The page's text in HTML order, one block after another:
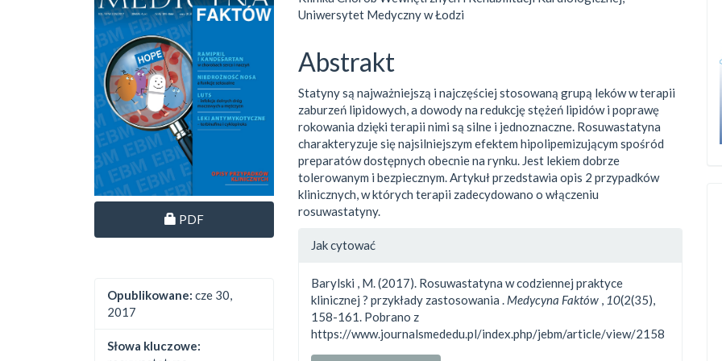
Dostęp przez subskrypcję
PDF
Opublikowane: cze 30,
2017
Słowa kluczowe:
Uniwersytet Medyczny w Łodzi
Abstrakt
Statyny są najważniejszą i najczęściej stosowaną grupą leków w terapii
zaburzeń lipidowych, a dowody na redukcję stężeń lipidów i poprawę
rokowania dzięki terapii nimi są silne i jednoznaczne. Rosuwastatyna
charakteryzuje się najsilniejszym efektem hipolipemizującym spośród
preparatów dostępnych obecnie na rynku. Jest lekiem dobrze
tolerowanym i bezpiecznym. Artykuł przedstawia opis 2 przypadków
klinicznych, w których terapii zadecydowano o włączeniu
rosuwastatyny.
Jak cytować
Barylski , M. (2017). Rosuwastatyna w codziennej praktyce
klinicznej ? przykłady zastosowania . Medycyna Faktów , 10(2(35),
158-161. Pobrano z
https://www.journalsmededu.pl/index.php/jebm/article/view/2158